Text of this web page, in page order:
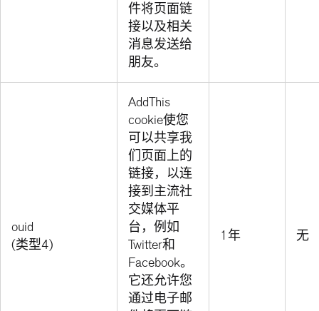
件将页面链
接以及相关
消息发送给
朋友。
ouid
(类型4)
AddThis
cookie使您
可以共享我
们页面上的
链接，以连
接到主流社
交媒体平
台，例如
Twitter和
Facebook。
它还允许您
通过电子邮
1年 无